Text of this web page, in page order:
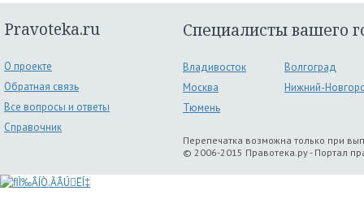
Pravoteka.ru
О проекте
Обратная связь
Все вопросы и ответы
Справочник
Специалисты вашего
Владивосток
Волгоград
Москва
Нижний-
Тюмень
Перепечатка возможна только при
© 2006-2015 Правотека.ру - Портал